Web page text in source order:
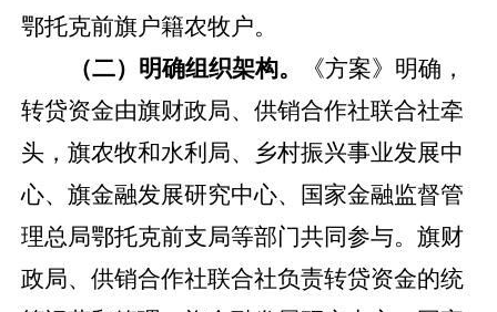
鄂托克前旗户籍农牧户。
（二）明确组织架构。
《方案》明确，
转贷资金由旗财政局、供销合作社联合社牵
头，旗农牧和水利局、乡村振兴事业发展中
心、旗金融发展研究中心、国家金融监督管
理总局鄂托克前支局等部门共同参与。旗财
政局、供销合作社联合社负责转贷资金的统